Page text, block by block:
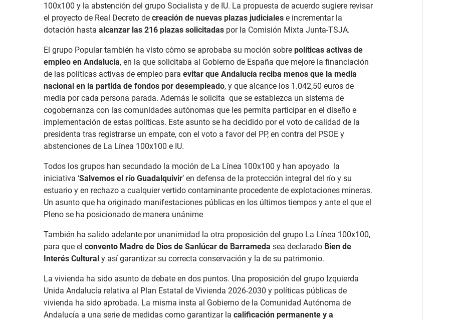
100x100 y la abstención del grupo Socialista y de IU. La propuesta de acuerdo sugiere revisar
el proyecto de Real Decreto de creación de nuevas plazas judiciales e incrementar la
dotación hasta alcanzar las 216 plazas solicitadas por la Comisión Mixta Junta-TSJA.
El grupo Popular también ha visto cómo se aprobaba su moción sobre políticas activas de
empleo en Andalucía, en la que solicitaba al Gobierno de España que mejore la financiación
de las políticas activas de empleo para evitar que Andalucía reciba menos que la media
nacional en la partida de fondos por desempleado, y que alcance los 1.042,50 euros de
media por cada persona parada. Además le solicita que se establezca un sistema de
cogobernanza con las comunidades autónomas que les permita participar en el diseño e
implementación de estas políticas. Este asunto se ha decidido por el voto de calidad de la
presidenta tras registrarse un empate, con el voto a favor del PP, en contra del PSOE y
abstenciones de La Línea 100x100 e IU.
Todos los grupos han secundado la moción de La Línea 100x100 y han apoyado la
iniciativa ‘Salvemos el río Guadalquivir’ en defensa de la protección integral del río y su
estuario y en rechazo a cualquier vertido contaminante procedente de explotaciones mineras.
Un asunto que ha originado manifestaciones públicas en los últimos tiempos y ante el que el
Pleno se ha posicionado de manera unánime
También ha salido adelante por unanimidad la otra proposición del grupo La Línea 100x100,
para que el convento Madre de Dios de Sanlúcar de Barrameda sea declarado Bien de
Interés Cultural y así garantizar su correcta conservación y la de su patrimonio.
La vivienda ha sido asunto de debate en dos puntos. Una proposición del grupo Izquierda
Unida Andalucía relativa al Plan Estatal de Vivienda 2026-2030 y políticas públicas de
vivienda ha sido aprobada. La misma insta al Gobierno de la Comunidad Autónoma de
Andalucía a una serie de medidas como garantizar la calificación permanente y a